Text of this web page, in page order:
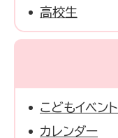
高校生
こどもイベント
カレンダー